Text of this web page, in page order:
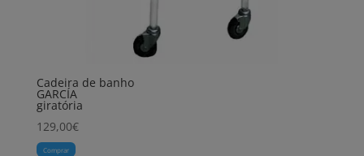
Cadeira de banho
GARCÍA
giratória
129,00€
Comprar